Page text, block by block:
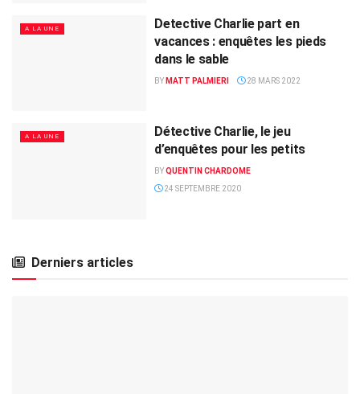
A LA UNE
Detective Charlie part en
vacances : enquêtes les pieds
dans le sable
BY MATT PALMIERI 28 MARS 2022
A LA UNE
Détective Charlie, le jeu
d’enquêtes pour les petits
BYQUENTIN CHARDOME
24 SEPTEMBRE 2020
Derniers articles